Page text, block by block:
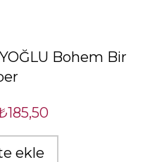
Bohem Bir
ekle